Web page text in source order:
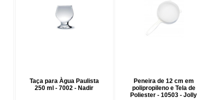
Taça para Àgua Paulista
250 ml - 7002 - Nadir
Peneira de 12 cm em
polipropileno e Tela de
Poliester - 10503 - Jolly